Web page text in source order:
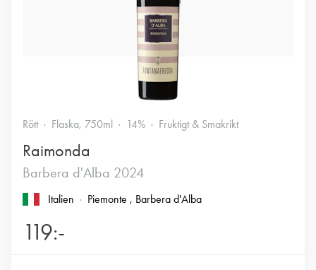
Rött Flaska, 750ml 14% Fruktigt & Smakrikt
Raimonda
Barbera d'Alba 2024
Italien Piemonte , Barbera d'Alba
119:-